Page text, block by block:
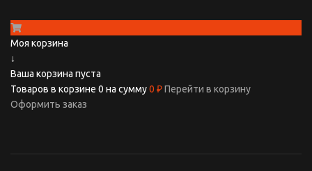
Моя корзина
↓
Ваша корзина пуста
Товаров в корзине 0 на сумму0 ₽Перейти в корзину
Оформить заказ